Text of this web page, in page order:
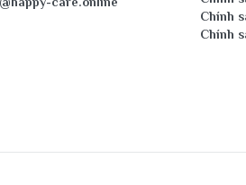
Chính
Chính